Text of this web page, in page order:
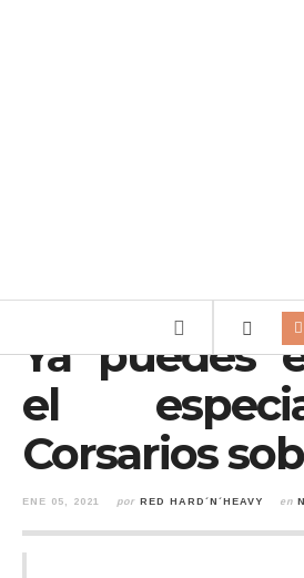
Ya puedes
el
Corsarios
ENE 05, 2021 por RED HARD´N´HEAVY en